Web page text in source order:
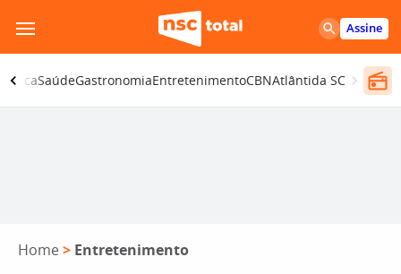
para
o
conteúdo
Assine
SaúdeGastronomiaEntretenimentoCBNAtlântida SC
Home > Entretenimento